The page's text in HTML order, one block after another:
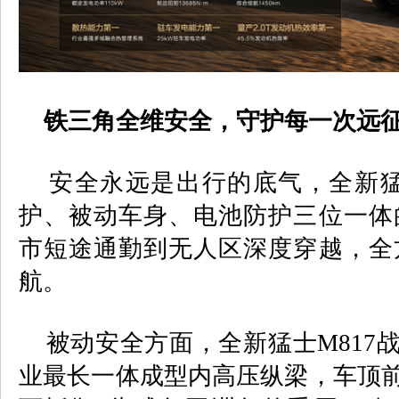
铁三角全维安全，守护每一次远
安全永远是出行的底气，全新
护、被动车身、电池防护三位一
市短途通勤到无人区深度穿越，
航。
被动安全方面，全新猛士M817
业最长一体成型内高压纵梁，车顶